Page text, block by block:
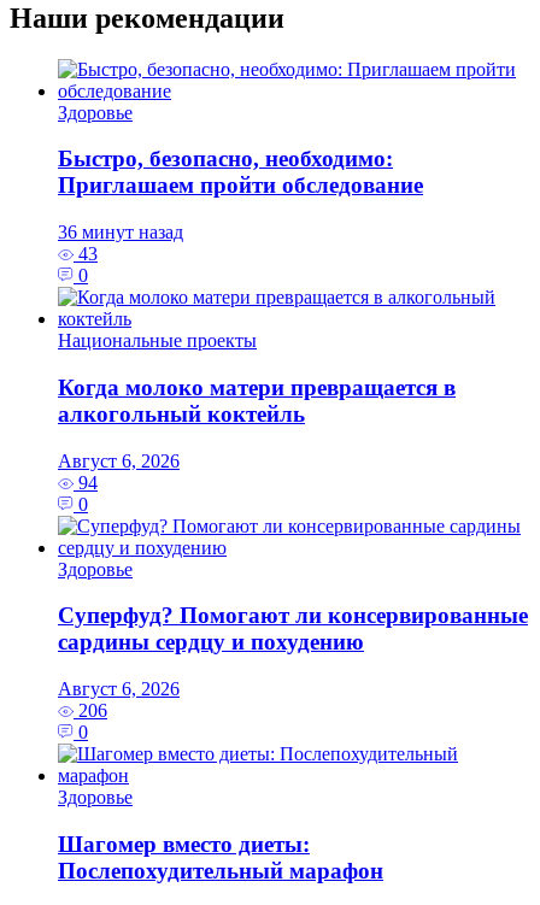
Наши рекомендации
Здоровье
Быстро, безопасно, необходимо:
Приглашаем пройти обследование
36 минут назад
43
0
Национальные проекты
Когда молоко матери превращается в
алкогольный коктейль
Август 6, 2026
94
0
Здоровье
Суперфуд? Помогают ли консервированные
сардины сердцу и похудению
Август 6, 2026
206
0
Здоровье
Шагомер вместо диеты:
Послепохудительный марафон